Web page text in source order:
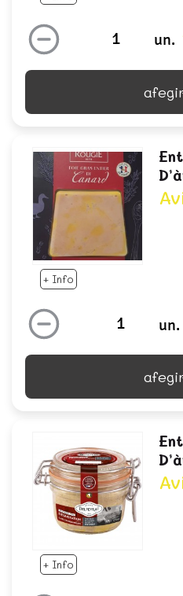
un.
+ Info
un.
+ Info